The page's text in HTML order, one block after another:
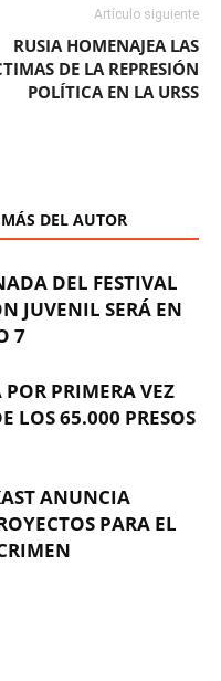
Artículo siguiente
RUSIA HOMENAJEA LAS
DE LA REPRESIÓN
POLÍTICA EN LA URSS
MÁS DEL AUTOR
DEL FESTIVAL
JUVENIL SERÁ EN
7
POR PRIMERA VEZ
LOS 65.000 PRESOS
ANUNCIA
PARA EL